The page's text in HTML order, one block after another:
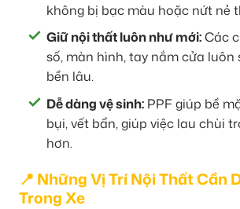
không bị bạc màu hoặc nứt nẻ
Giữ nội thất luôn như mới:Các
số, màn hình, tay nắm cửa luôn
bền lâu.
Dễ dàng vệ sinh: PPF giúp bề
bụi, vết bẩn, giúp việc lau chùi
hơn.
📍 Những Vị Trí Nội Thất Cần
Trong Xe